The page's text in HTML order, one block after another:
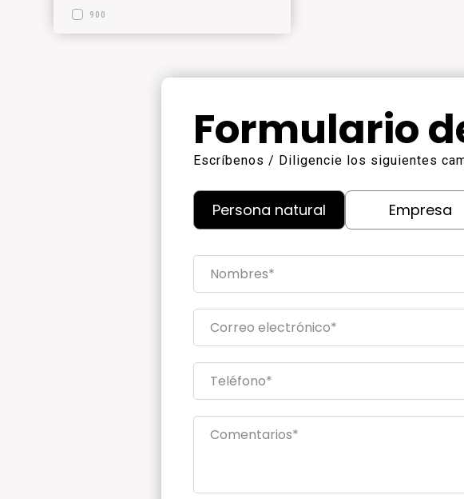
900
Formulario
Escríbenos / Diligencie los siguientes
Persona natural Empresa